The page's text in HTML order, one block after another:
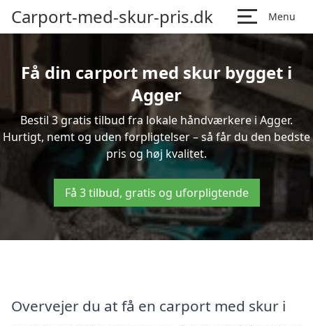
Carport-med-skur-pris.dk Menu
Få din carport med skur bygget i
Agger
Bestil 3 gratis tilbud fra lokale håndværkere i Agger.
Hurtigt, nemt og uden forpligtelser – så får du den bedste
pris og høj kvalitet.
Få 3 tilbud, gratis og uforpligtende
Overvejer du at få en carport med skur i